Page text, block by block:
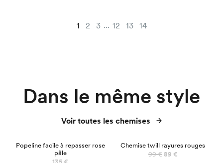
1 2 3 ... 12 13 14
Dans le même style
Voir toutes les chemises
Popeline facile à repasser rose
pâle
Chemise twill rayures rouges
99 €89 €